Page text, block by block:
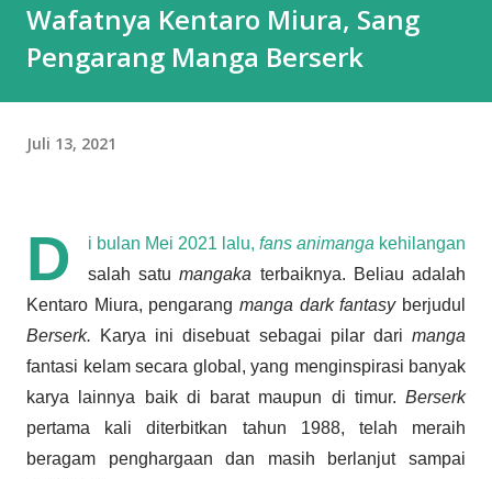
Wafatnya Kentaro Miura, Sang
Pengarang Manga Berserk
Juli 13, 2021
D i bulan Mei 2021 lalu, fans animanga kehilangan
salah satumangaka terbaiknya. Beliau adalah
Kentaro Miura, pengarang manga dark fantasy berjudul
Berserk.
Karya ini disebuat sebagai pilar darimanga
fantasi kelam secara global, yang menginspirasi banyak
karya lainnya baik di barat maupun di timur. Berserk
pertama kali diterbitkan tahun 1988, telah meraih
beragam penghargaan dan masih berlanjut sampai